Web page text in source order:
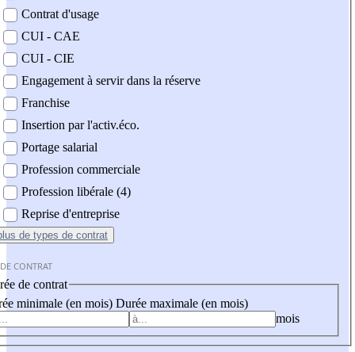
Contrat d'usage
CUI - CAE
CUI - CIE
Engagement à servir dans la réserve
Franchise
Insertion par l'activ.éco.
Portage salarial
Profession commerciale
Profession libérale (4)
Reprise d'entreprise
de types de contrat
CONTRAT
de contrat
minimale (en mois) Durée maximale (en mois)
mois